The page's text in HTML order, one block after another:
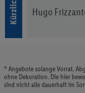
Hugo
* Angebote solange Vorrat.
ohne Dekoration. Die hier
sind nicht alle dauerhaft im